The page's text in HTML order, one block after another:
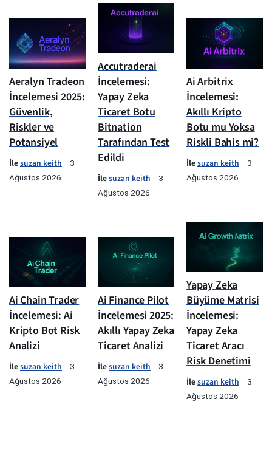
Aeralyn Tradeon
İncelemesi 2025:
Güvenlik,
Riskler ve
Potansiyel
İlesuzan keith
3
Ağustos 2026
Accutraderai
İncelemesi:
Yapay Zeka
Ticaret Botu
Bitnation
Tarafından Test
Edildi
İlesuzan keith
3
Ağustos 2026
Ai Arbitrix
İncelemesi:
Akıllı Kripto
Botu mu Yoksa
Riskli Bahis mi?
İlesuzan keith
3
Ağustos 2026
Ai Chain Trader
İncelemesi: Ai
Kripto Bot Risk
Analizi
İlesuzan keith
3
Ağustos 2026
Ai Finance Pilot
İncelemesi 2025:
Akıllı Yapay Zeka
Ticaret Analizi
İlesuzan keith
3
Ağustos 2026
Yapay Zeka
Büyüme Matrisi
İncelemesi:
Yapay Zeka
Ticaret Aracı
Risk Denetimi
İlesuzan keith
3
Ağustos 2026